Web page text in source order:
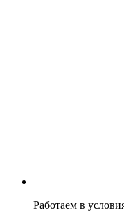
Работаем в